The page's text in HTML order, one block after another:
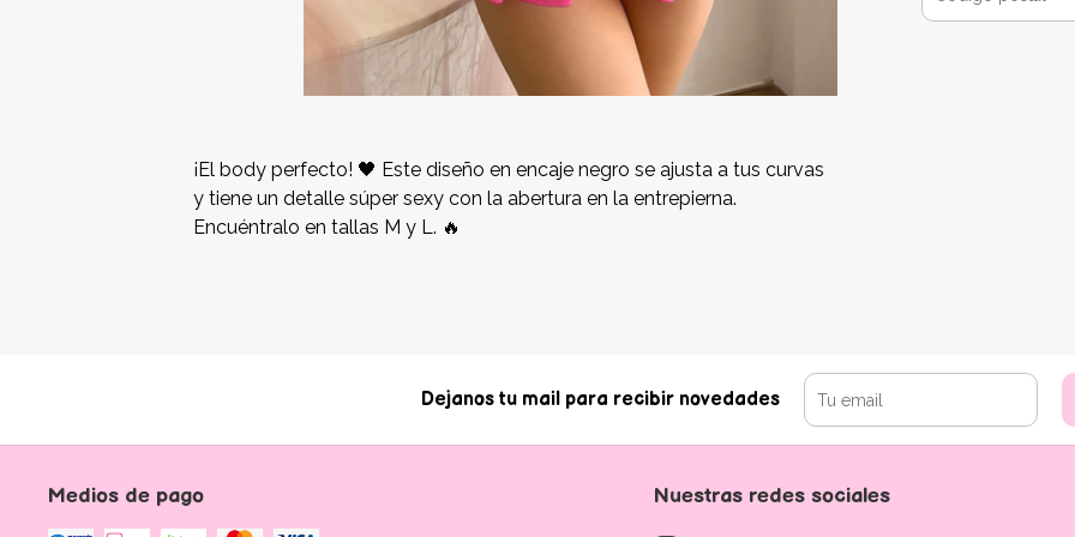
¡El body perfecto! 🖤 Este diseño en encaje negro se ajusta a tus curvas
y tiene un detalle súper sexy con la abertura en la entrepierna.
Encuéntralo en tallas M y L. 🔥
Dejanos tu mail para recibir novedades
Medios de pago Nuestras redes sociales